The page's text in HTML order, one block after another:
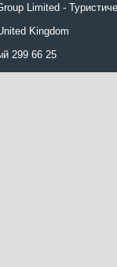
Limited -
Kingdom
299 66 25